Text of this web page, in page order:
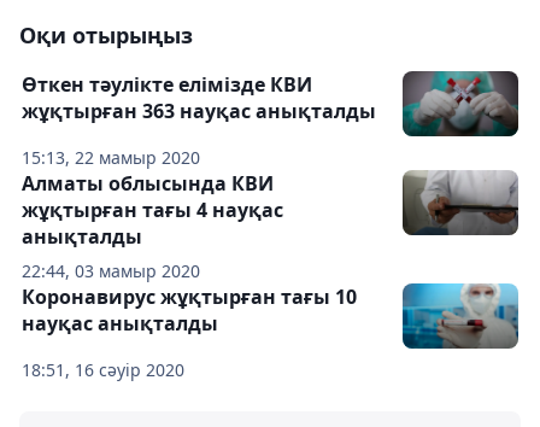
Оқи отырыңыз
15:13, 22 мамыр 2020
Өткен тәулікте елімізде КВИ
жұқтырған 363 науқас анықталды
22:44, 03 мамыр 2020
Алматы облысында КВИ
жұқтырған тағы 4 науқас
анықталды
18:51, 16 сәуір 2020
Коронавирус жұқтырған тағы 10
науқас анықталды